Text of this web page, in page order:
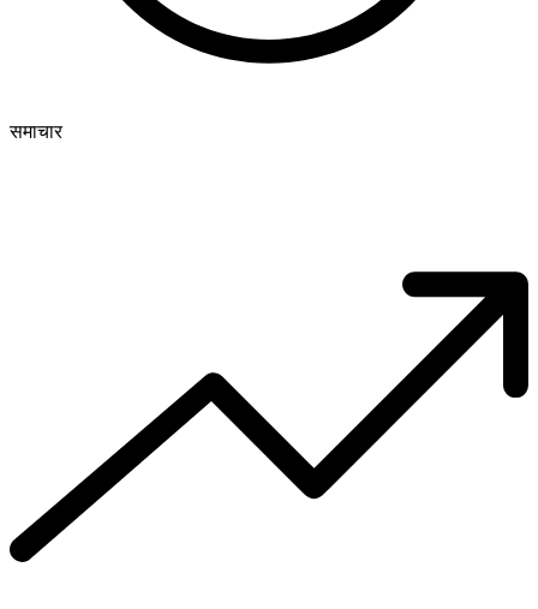
समाचार